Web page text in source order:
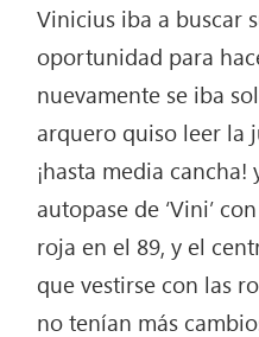
Vinicius iba a buscar
oportunidad para
nuevamente se iba
arquero quiso leer la
¡hasta media
autopase de ‘Vini’
roja en el 89, y el
que vestirse con las
no tenían más